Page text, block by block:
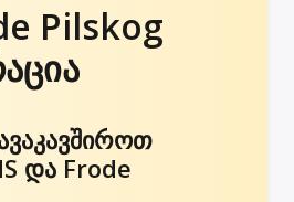
Pilskog
და Frode